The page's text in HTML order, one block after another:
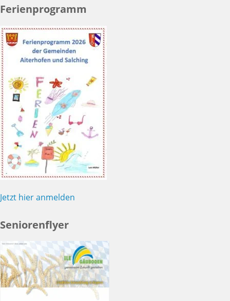
Ferienprogramm
Jetzt hier anmelden
Seniorenflyer